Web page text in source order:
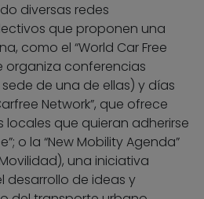
diversas redes
que proponen una
como el “World Car Free
organiza conferencias
de una de ellas) y días
Network”, que ofrece
que quieran adherirse
o la “New Mobility Agenda”
una iniciativa
desarrollo de ideas y